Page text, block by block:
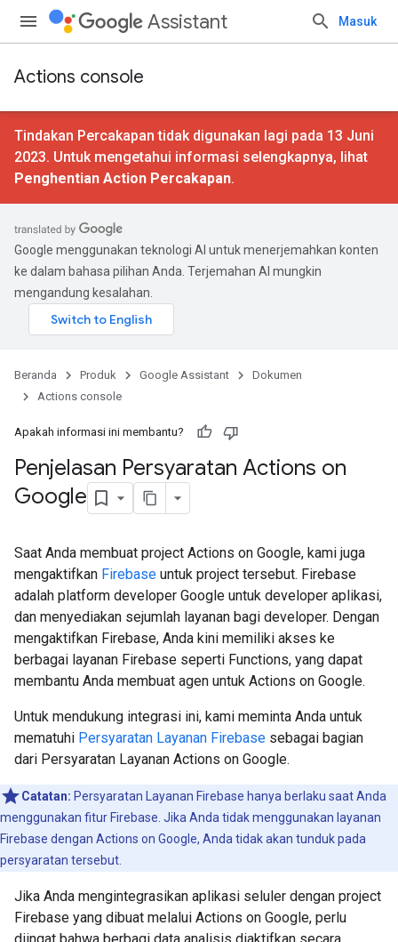
Assistant Masuk
Actions console
Tindakan Percakapan tidak digunakan lagi pada 13 Juni
2023. Untuk mengetahui informasi selengkapnya, lihat
Penghentian Action Percakapan.
Google menggunakan teknologi AI untuk menerjemahkan konten
ke dalam bahasa pilihan Anda. Terjemahan AI mungkin
mengandung kesalahan.
Beranda Produk Google Assistant
Dokumen
Actions console
Apakah informasi ini membantu?
Penjelasan Persyaratan Actions on
Google
Saat Anda membuat project Actions on Google, kami juga
mengaktifkan Firebase untuk project tersebut. Firebase
adalah platform developer Google untuk developer aplikasi,
dan menyediakan sejumlah layanan bagi developer. Dengan
mengaktifkan Firebase, Anda kini memiliki akses ke
berbagai layanan Firebase seperti Functions, yang dapat
membantu Anda membuat agen untuk Actions on Google.
Untuk mendukung integrasi ini, kami meminta Anda untuk
mematuhi Persyaratan Layanan Firebase sebagai bagian
dari Persyaratan Layanan Actions on Google.
Catatan: Persyaratan Layanan Firebase hanya berlaku saat Anda
menggunakan fitur Firebase. Jika Anda tidak menggunakan layanan
Firebase dengan Actions on Google, Anda tidak akan tunduk pada
persyaratan tersebut.
Jika Anda mengintegrasikan aplikasi seluler dengan project
Firebase yang dibuat melalui Actions on Google, perlu